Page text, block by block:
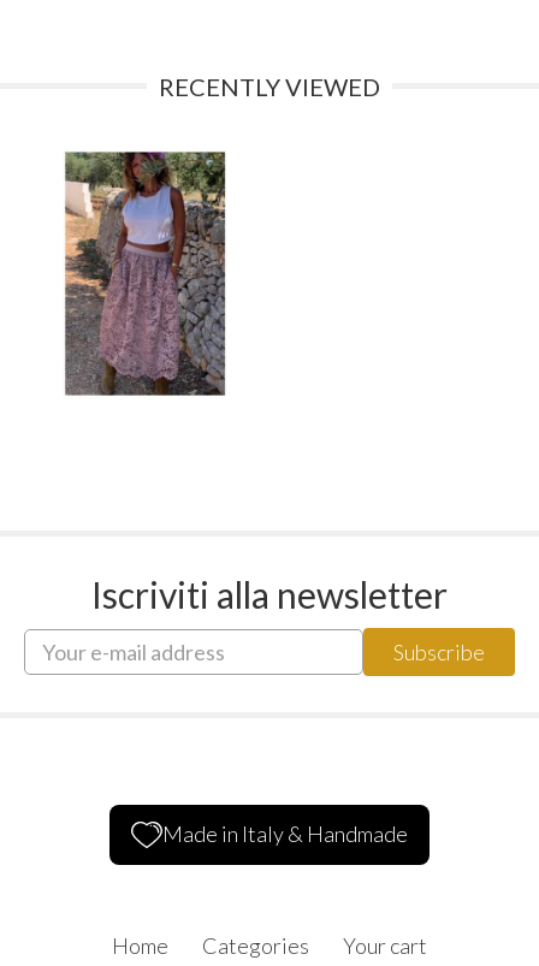
RECENTLY VIEWED
Iscriviti alla newsletter
Made in Italy & Handmade
Home Categories Your cart